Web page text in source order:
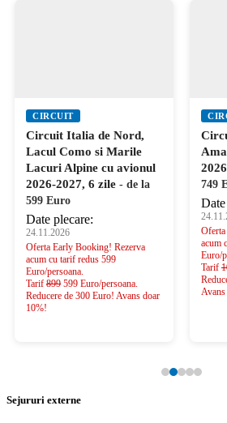
CIRCUIT
Circuit Italia de Nord,
Lacul Como si Marile
Lacuri Alpine cu avionul
2026-2027, 6 zile - de la
599 Euro
Date plecare:
24.11.2026
Oferta Early Booking! Rezerva
acum cu tarif redus 599
Euro/persoana.
Tarif 899 599 Euro/persoana.
Reducere de 300 Euro! Avans doar
10%!
749
acum
Euro/
Tarif
Sejururi externe